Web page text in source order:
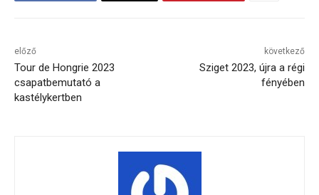
előző
Tour de Hongrie 2023
csapatbemutató a
kastélykertben
következő
Sziget 2023, újra a régi
fényében